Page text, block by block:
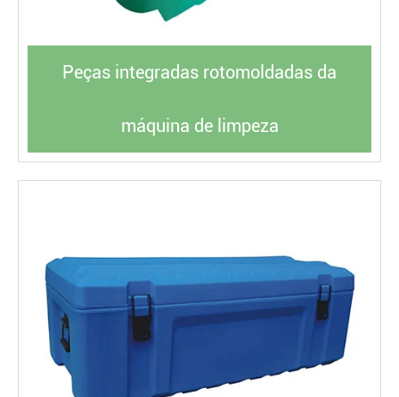
Peças integradas rotomoldadas da
máquina de limpeza